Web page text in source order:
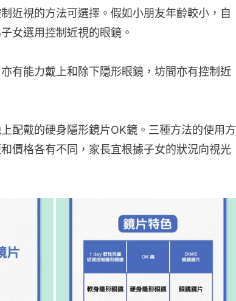
近視的方法可選擇。假如小朋友年齡較小，自
女選用控制近視的眼鏡。
有能力戴上和除下隱形眼鏡，坊間亦有控制近
配戴的硬身隱形鏡片OK鏡。三種方法的使用方
價格各有不同，家長宜根據子女的狀況向視光